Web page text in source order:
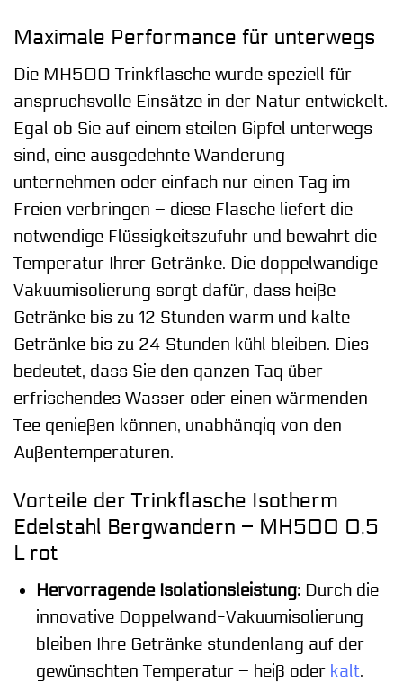
Maximale Performance für unterwegs
Die MH500 Trinkflasche wurde speziell für
anspruchsvolle Einsätze in der Natur entwickelt.
Egal ob Sie auf einem steilen Gipfel unterwegs
sind, eine ausgedehnte Wanderung
unternehmen oder einfach nur einen Tag im
Freien verbringen – diese Flasche liefert die
notwendige Flüssigkeitszufuhr und bewahrt die
Temperatur Ihrer Getränke. Die doppelwandige
Vakuumisolierung sorgt dafür, dass heiße
Getränke bis zu 12 Stunden warm und kalte
Getränke bis zu 24 Stunden kühl bleiben. Dies
bedeutet, dass Sie den ganzen Tag über
erfrischendes Wasser oder einen wärmenden
Tee genießen können, unabhängig von den
Außentemperaturen.
Vorteile der Trinkflasche Isotherm
Edelstahl Bergwandern – MH500 0,5
L rot
Hervorragende Isolationsleistung:Durch die
innovative Doppelwand-Vakuumisolierung
bleiben Ihre Getränke stundenlang auf der
gewünschten Temperatur – heiß oder kalt.